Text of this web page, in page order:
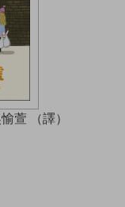
萱 （譯）